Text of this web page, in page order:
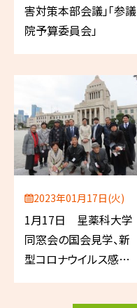
害対策本部会議」「参議
院予算委員会」
2023年01月17日(火)
1月17日 星薬科大学
同窓会の国会見学、新
型コロナウイルス感染
症対策アドバイザリー